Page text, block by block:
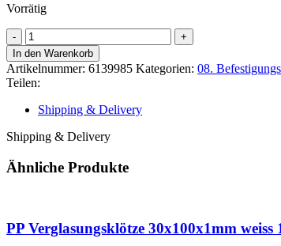
Vorrätig
Kistenverschluss
verzinkt
58mm
Menge
In den Warenkorb
Artikelnummer: 6139985 Kategorien: 08.
Teilen:
Shipping & Delivery
Shipping & Delivery
Ähnliche Produkte
PP Verglasungsklötze 30x100x1mm weiss